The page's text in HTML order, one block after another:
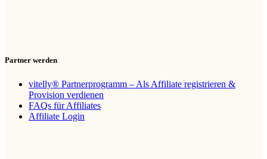
Partner werden
vitelly® Partnerprogramm – Als Affiliate registrieren &
Provision verdienen
FAQs für Affiliates
Affiliate Login